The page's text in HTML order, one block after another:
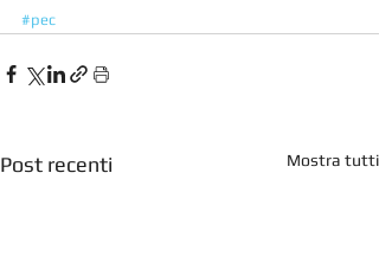
#pec
Post recenti Mostra tutti